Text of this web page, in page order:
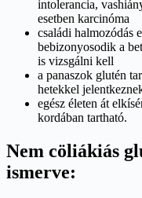
intolerancia,
esetben karcinóma
családi halmozódás
bebizonyosodik a
is vizsgálni kell
a panaszok glutén
hetekkel
egész életen át
kordában tartható.
Nem cöliákiás
ismerve: